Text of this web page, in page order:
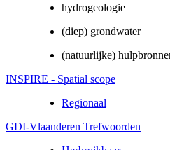
hydrogeologie
(diep) grondwater
(natuurlijke)
INSPIRE - Spatial scope
Regionaal
GDI-Vlaanderen Trefwoorden